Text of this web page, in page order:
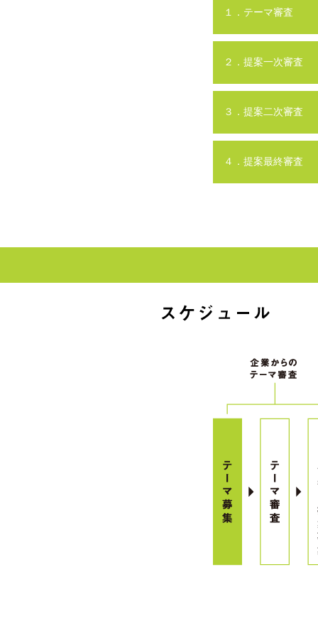
１．テーマ審査
２．提案一次審査
３．提案二次審査
４．提案最終審査